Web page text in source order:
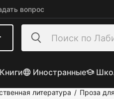
вопрос
Книги Иностранные
литература / Проза